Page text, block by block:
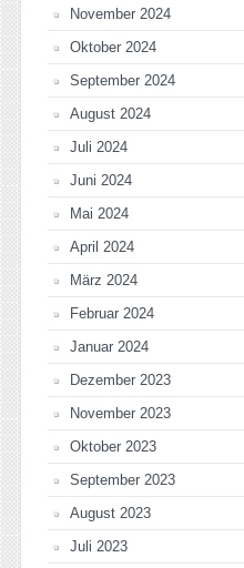
November 2024
Oktober 2024
September 2024
August 2024
Juli 2024
Juni 2024
Mai 2024
April 2024
März 2024
Februar 2024
Januar 2024
Dezember 2023
November 2023
Oktober 2023
September 2023
August 2023
Juli 2023